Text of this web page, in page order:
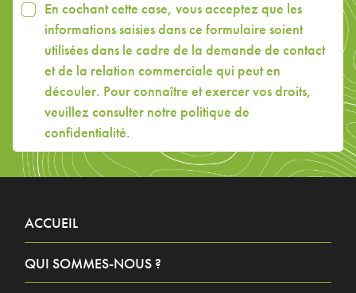
En cochant cette case, vous acceptez que les
informations saisies dans ce formulaire soient
utilisées dans le cadre de la demande de contact
et de la relation commerciale qui peut en
découler. Pour connaître et exercer vos droits,
veuillez consulter notre politique de
confidentialité.
ACCUEIL
QUI SOMMES-NOUS ?